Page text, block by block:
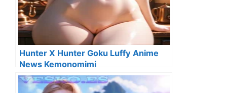
Hunter X Hunter Goku Luffy Anime
News Kemonomimi